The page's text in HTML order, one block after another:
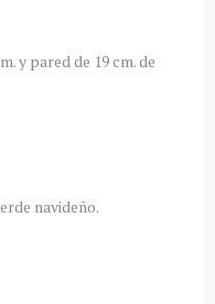
y pared de 19 cm. de
navideño.